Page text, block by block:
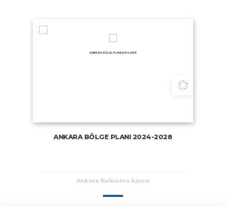
ANKARA BÖLGE PLANI 2024-2028
ANKARA BÖLGE PLANI 2024-2028
Ankara Kalkınma Ajansı